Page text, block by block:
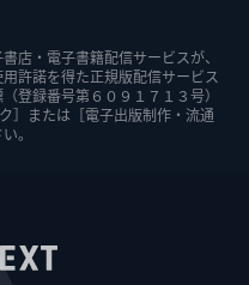
店・電子書籍配信サービスが、
許諾を得た正規版配信サービス
登録番号第６０９１７１３号）
］または［電子出版制作・流通
。